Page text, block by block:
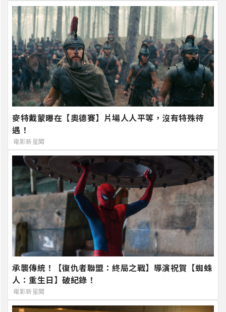
麥特戴蒙曝在【奧德賽】片場人人平等，沒有特殊待
遇！
電影新星聞
承襲傳統！【復仇者聯盟：終局之戰】導演祝賀【蜘蛛
人：重生日】破紀錄！
電影新星聞